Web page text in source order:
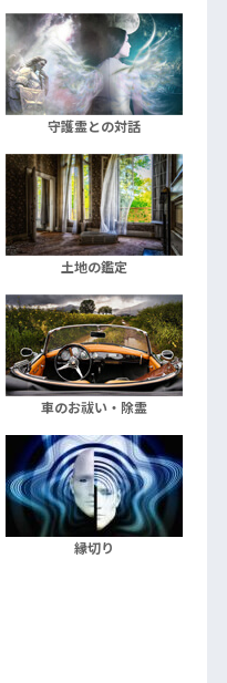
守護霊との対話
土地の鑑定
車のお祓い・除霊
縁切り